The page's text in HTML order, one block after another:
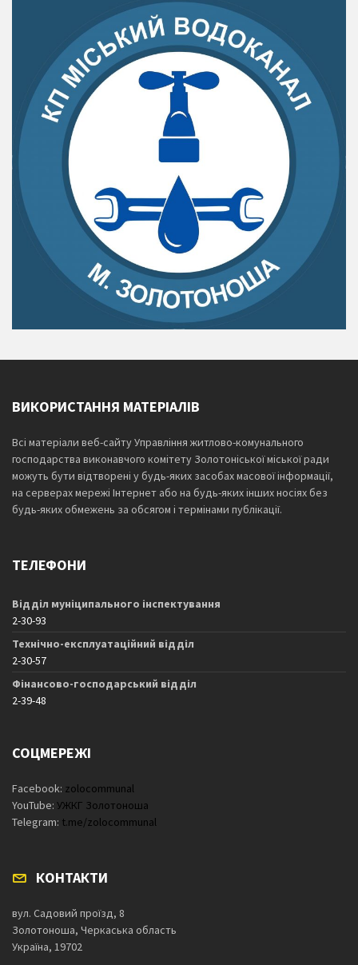
ВИКОРИСТАННЯ МАТЕРІАЛІВ
Всі матеріали веб-сайту Управління житлово-комунального
господарства виконавчого комітету Золотоніської міської ради
можуть бути відтворені у будь-яких засобах масової інформації,
на серверах мережі Інтернет або на будь-яких інших носіях без
будь-яких обмежень за обсягом і термінами публікації.
ТЕЛЕФОНИ
Відділ муніципального інспектування
2-30-93
Технічно-експлуатаційний відділ
2-30-57
Фінансово-господарський відділ
2-39-48
СОЦМЕРЕЖІ
Facebook: zolocommunal
YouTube: УЖКГ Золотоноша
Telegram: t.me/zolocommunal
КОНТАКТИ
вул. Садовий проїзд, 8
Золотоноша, Черкаська область
Україна, 19702